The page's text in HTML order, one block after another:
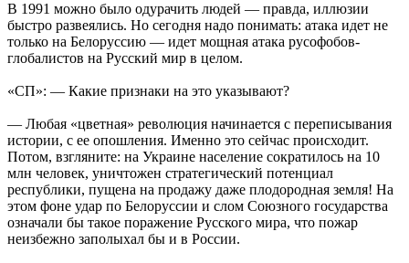
В 1991 можно было одурачить людей — правда, иллюзии
быстро развеялись. Но сегодня надо понимать: атака идет не
только на Белоруссию — идет мощная атака русофобов-
глобалистов на Русский мир в целом.
«СП»: — Какие признаки на это указывают?
— Любая «цветная» революция начинается с переписывания
истории, с ее опошления. Именно это сейчас происходит.
Потом, взгляните: на Украине население сократилось на 10
млн человек, уничтожен стратегический потенциал
республики, пущена на продажу даже плодородная земля! На
этом фоне удар по Белоруссии и слом Союзного государства
означали бы такое поражение Русского мира, что пожар
неизбежно заполыхал бы и в России.